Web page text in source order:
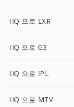
IIQ 으로 EXR
IIQ 으로 G3
IIQ 으로 IPL
IIQ 으로 MTV